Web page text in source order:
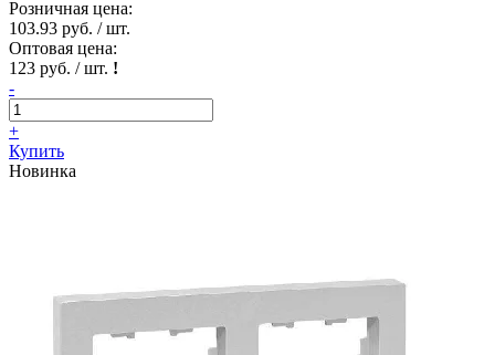
Розничная цена:
103.93 руб. / шт.
Оптовая цена:
123 руб. / шт. !
-
+
Купить
Новинка